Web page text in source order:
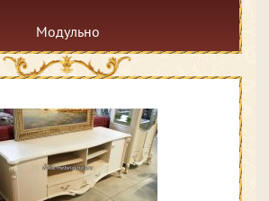
Модульно